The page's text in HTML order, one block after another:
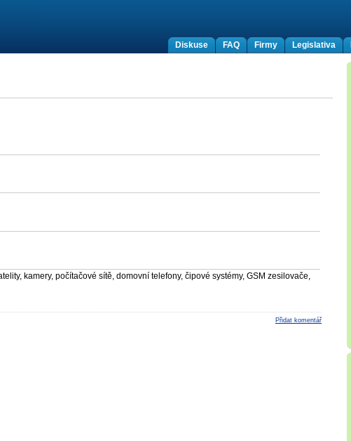
Legislativa
Firmy
FAQ
Diskuse
kamery, počítačové sítě, domovní telefony, čipové systémy, GSM zesilovače,
Přidat komentář